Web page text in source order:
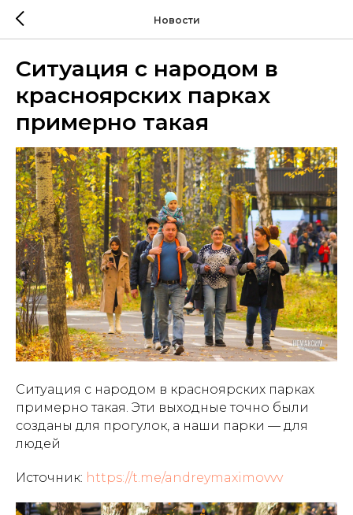
Новости
Ситуация с народом в
красноярских парках
примерно такая
Ситуация с народом в красноярских парках
примерно такая. Эти выходные точно были
созданы для прогулок, а наши парки — для
людей
Источник: https://t.me/andreymaximovvv